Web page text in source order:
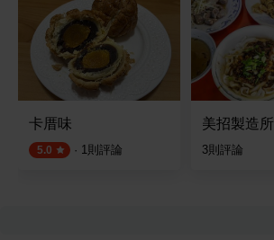
卡厝味
5.0 · 1則評論
美招製造所
3則評論